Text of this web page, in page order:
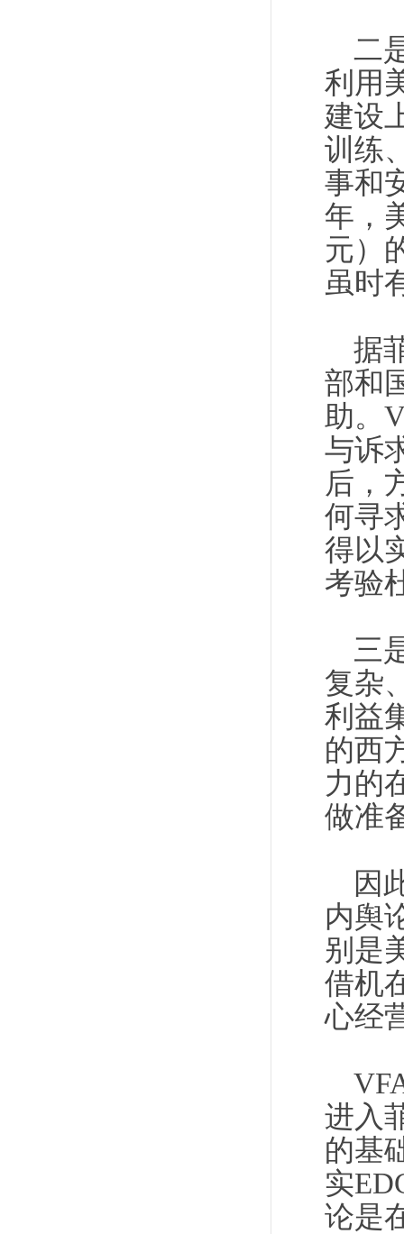
二
利用
建设
训练
事和
年，
元）
虽时
据
部和
助。
与诉
后，
何寻
得以
考验
三
复杂
利益
的西
力的
做准
因
内舆
别是
借机
心经
进入
的基
实
论是